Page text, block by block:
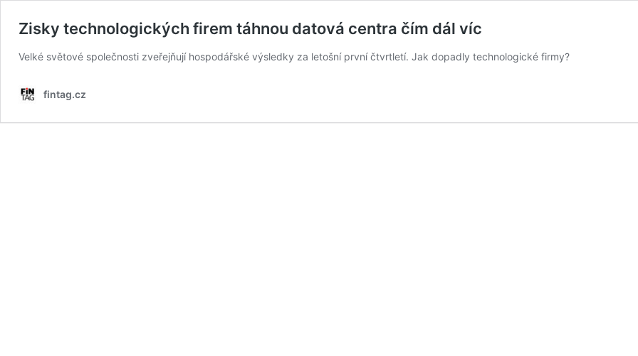
Zisky technologických firem táhnou datová centra čím dál víc
Velké světové společnosti zveřejňují hospodářské výsledky za letošní první čtvrtletí. Jak dopadly technologické firmy?
fintag.cz